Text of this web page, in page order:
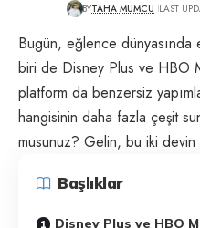
BYTAHA MUMCU LAST
Bugün, eğlence dünyasında
biri de Disney Plus ve HBO
platform da benzersiz
hangisinin daha fazla çeşit
musunuz? Gelin, bu iki
Başlıklar
Disney Plus ve HBO